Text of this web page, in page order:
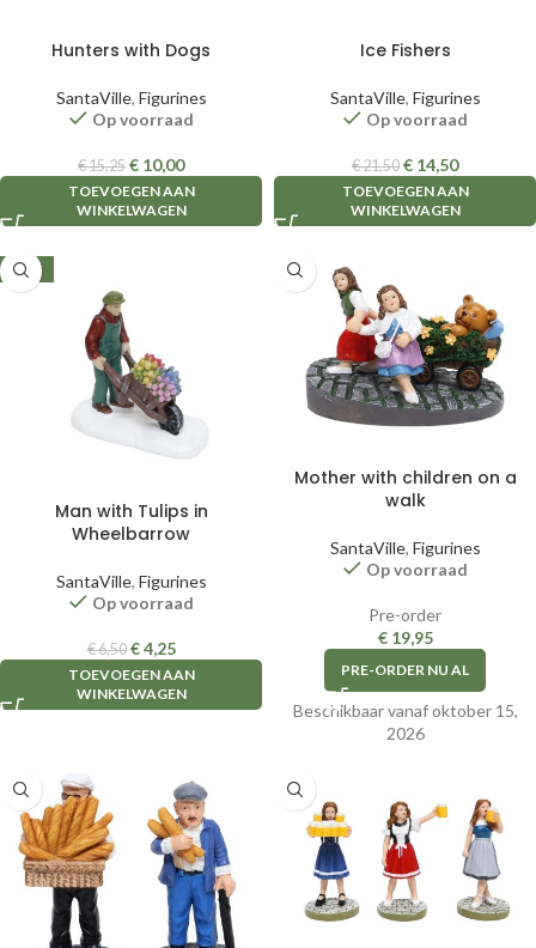
Hunters with Dogs
SantaVille, Figurines
Op voorraad
€15,25 € 10,00
TOEVOEGEN AAN
WINKELWAGEN
Ice Fishers
SantaVille, Figurines
Op voorraad
€21,50 € 14,50
TOEVOEGEN AAN
WINKELWAGEN
-35%
Man with Tulips in
Wheelbarrow
SantaVille, Figurines
Op voorraad
€6,50 €4,25
TOEVOEGEN AAN
WINKELWAGEN
Mother with children on a
walk
SantaVille, Figurines
Op voorraad
Pre-order
€19,95
PRE-ORDER NU AL
Beschikbaar vanaf oktober 15,
2026